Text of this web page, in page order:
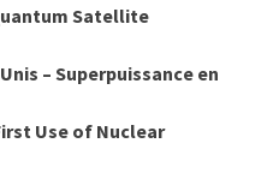
Satellite
– Superpuissance en
Use of Nuclear